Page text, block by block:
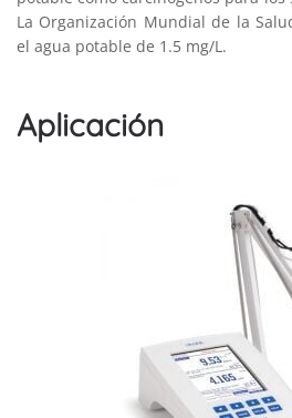
La Organización Mundial de la
el agua potable de 1.5 mg/L.
Aplicación